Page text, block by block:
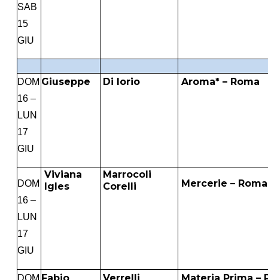
SAB
15
GIU
DOM
16 –
LUN
17
GIU
Giuseppe Di Iorio Aroma* – Roma
DOM
16 –
LUN
17
GIU
Viviana
Igles
Marrocoli
Corelli
Mercerie – Roma